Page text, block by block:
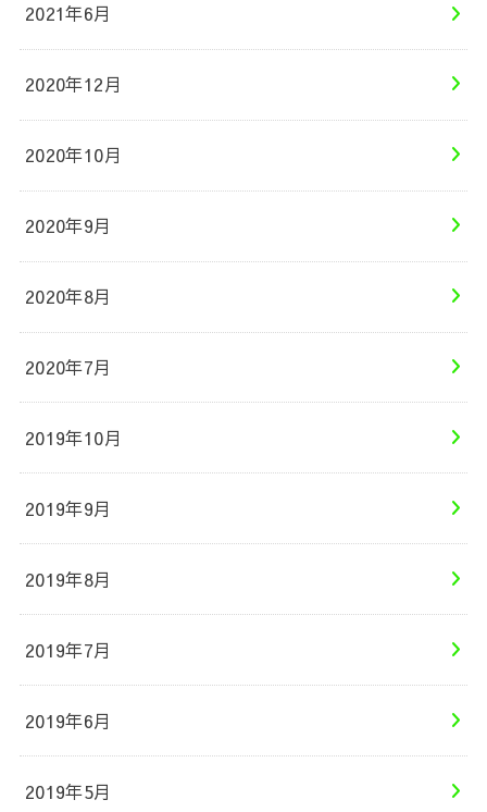
2021年6月
2020年12月
2020年10月
2020年9月
2020年8月
2020年7月
2019年10月
2019年9月
2019年8月
2019年7月
2019年6月
2019年5月